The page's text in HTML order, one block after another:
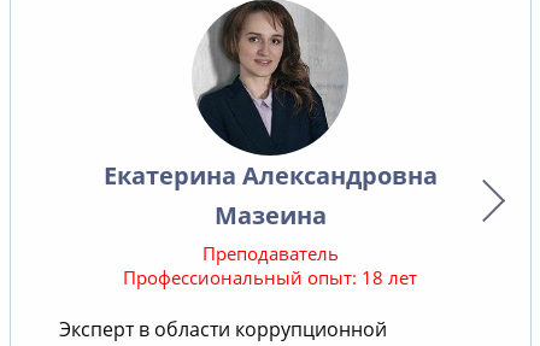
Екатерина Александровна
Мазеина
Преподаватель
Профессиональный опыт: 18 лет
Эксперт в области коррупционной